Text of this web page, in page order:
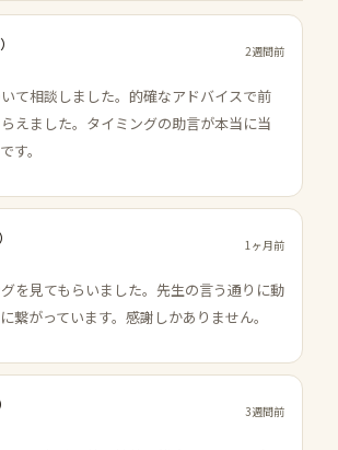
） 2週間前
て相談しました。的確なアドバイスで前
えました。タイミングの助言が本当に当
す。
） 1ヶ月前
を見てもらいました。先生の言う通りに動
繋がっています。感謝しかありません。
3週間前